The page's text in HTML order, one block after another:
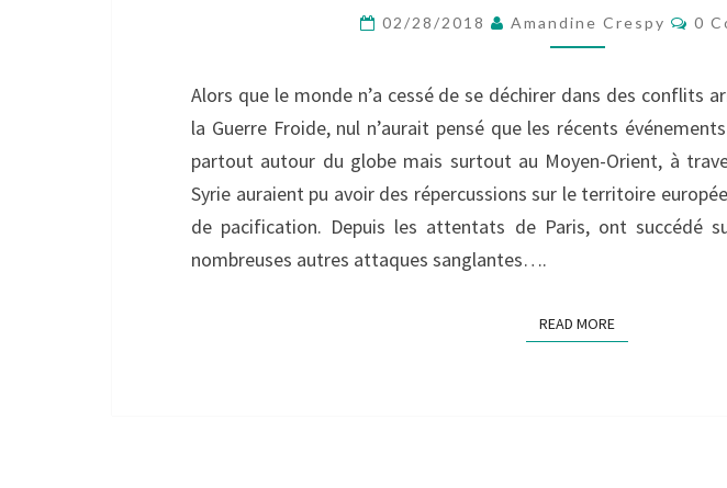
« LA
DE
L’IDENTITÉ
DANS
L’ARMÉE
DE
TERRE
02/28/2018 Amandine Crespy 0
Alors que le monde n’a cessé de se déchirer dans des conflits
la Guerre Froide, nul n’aurait pensé que les récents
partout autour du globe mais surtout au Moyen-Orient, à
Syrie auraient pu avoir des répercussions sur le territoire
de pacification. Depuis les attentats de Paris, ont succédé
nombreuses autres attaques sanglantes….
READ MOREREAD MORE